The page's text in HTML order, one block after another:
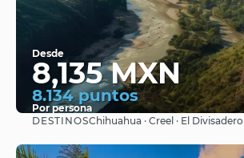
Desde
8,135 MXN
8.134 puntos
Por persona
Ver
DESTINOSChihuahua · Creel · El